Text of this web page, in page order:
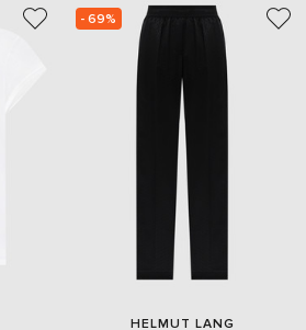
- 69%
HELMUT LANG